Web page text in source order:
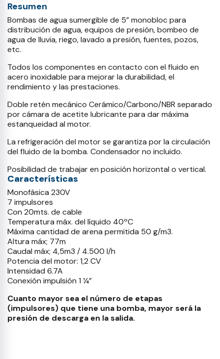
Resumen
Bombas de agua sumergible de 5” monobloc para
distribución de agua, equipos de presión, bombeo de
agua de lluvia, riego, lavado a presión, fuentes, pozos,
etc.
Todos los componentes en contacto con el fluido en
acero inoxidable para mejorar la durabilidad, el
rendimiento y las prestaciones.
Doble retén mecánico Cerámico/Carbono/NBR separado
por cámara de acetite lubricante para dar máxima
estanqueidad al motor.
La refrigeración del motor se garantiza por la circulación
del fluido de la bomba. Condensador no incluido.
Posibilidad de trabajar en posición horizontal o vertical.
Características
Monofásica 230V
7 impulsores
Con 20mts. de cable
Temperatura máx. del líquido 40ºC
Máxima cantidad de arena permitida 50 g/m3.
Altura máx; 77m
Caudal máx; 4,5m3 / 4.500 l/h
Potencia del motor: 1,2 CV
Intensidad 6.7A
Conexión impulsión 1 ¼”
Cuanto mayor sea el número de etapas
(impulsores) que tiene una bomba, mayor será la
presión de descarga en la salida.